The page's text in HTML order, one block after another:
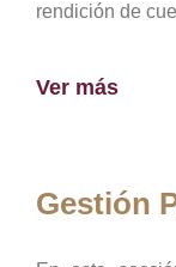
rendición de
Ver más
Gestión